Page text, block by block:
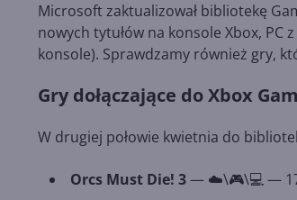
Microsoft zaktualizował bibliotekę
nowych tytułów na konsole Xbox, PC z
konsole). Sprawdzamy również gry,
Gry dołączające do Xbox
W drugiej połowie kwietnia do
Orcs Must Die! 3— ☁️\🎮\💻 —